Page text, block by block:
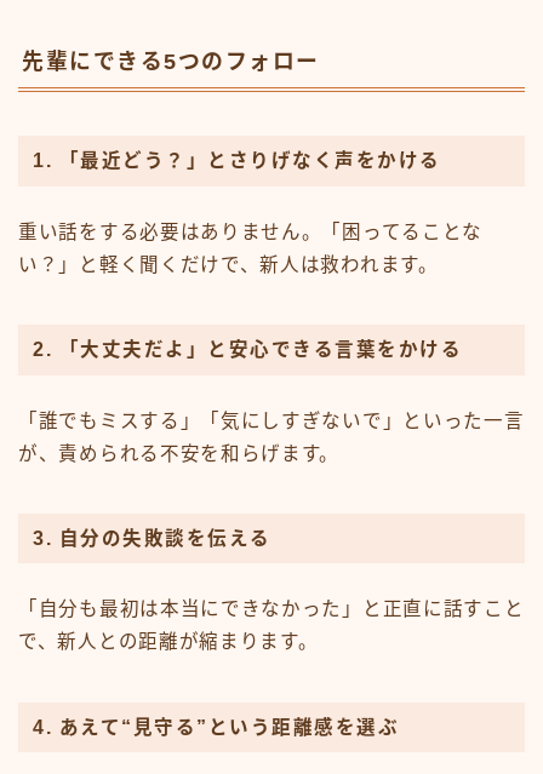
先輩にできる5つのフォロー
1. 「最近どう？」とさりげなく声をかける
重い話をする必要はありません。「困ってることな
い？」と軽く聞くだけで、新人は救われます。
2. 「大丈夫だよ」と安心できる言葉をかける
「誰でもミスする」「気にしすぎないで」といった一言
が、責められる不安を和らげます。
3. 自分の失敗談を伝える
「自分も最初は本当にできなかった」と正直に話すこと
で、新人との距離が縮まります。
4. あえて“見守る”という距離感を選ぶ